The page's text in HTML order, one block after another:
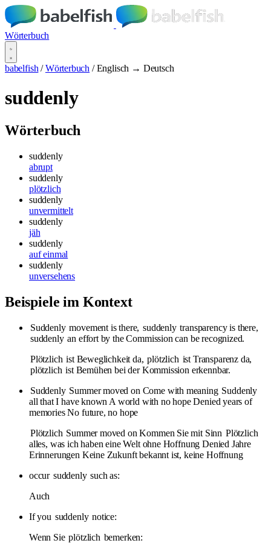
Wörterbuch
babelfish / Wörterbuch / Englisch → Deutsch
suddenly
Wörterbuch
suddenly
abrupt
suddenly
plötzlich
suddenly
unvermittelt
suddenly
jäh
suddenly
auf einmal
suddenly
unversehens
Beispiele im Kontext
Suddenly movement is there, suddenly transparency is there,
suddenly an effort by the Commission can be recognized.
Plötzlich ist Beweglichkeit da, plötzlich ist Transparenz da,
plötzlich ist Bemühen bei der Kommission erkennbar.
Suddenly Summer moved on Come with meaning Suddenly
all that I have known A world with no hope Denied years of
memories No future, no hope
Plötzlich Summer moved on Kommen Sie mit Sinn Plötzlich
alles, was ich haben eine Welt ohne Hoffnung Denied Jahre
Erinnerungen Keine Zukunft bekannt ist, keine Hoffnung
occur suddenly such as:
Auch
If you suddenly notice:
Wenn Sie plötzlich bemerken: